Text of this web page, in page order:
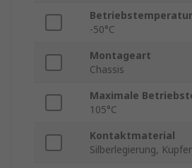
-50°C
Montageart
Chassis
Maximale
105°C
Kontaktmaterial
Silberlegierung, Kupfer